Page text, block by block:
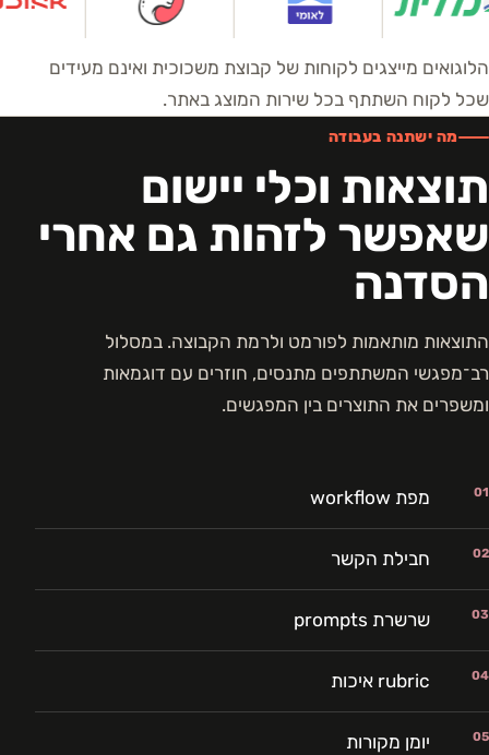
הלוגואים מייצגים לקוחות של קבוצת משכוכית ואינם מעידים
שכל לקוח השתתף בכל שירות המוצג באתר.
מה ישתנה בעבודה
תוצאות וכלי יישום
שאפשר לזהות גם אחרי
הסדנה
התוצאות מותאמות לפורמט ולרמת הקבוצה. במסלול
רב־מפגשי המשתתפים מתנסים, חוזרים עם דוגמאות
ומשפרים את התוצרים בין המפגשים.
01 מפת workflow
02 חבילת הקשר
03 שרשרת prompts
04 rubric איכות
05 יומן מקורות